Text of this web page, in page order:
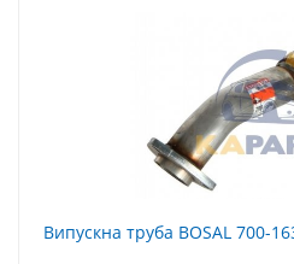
Випускна труба BOSAL 700-